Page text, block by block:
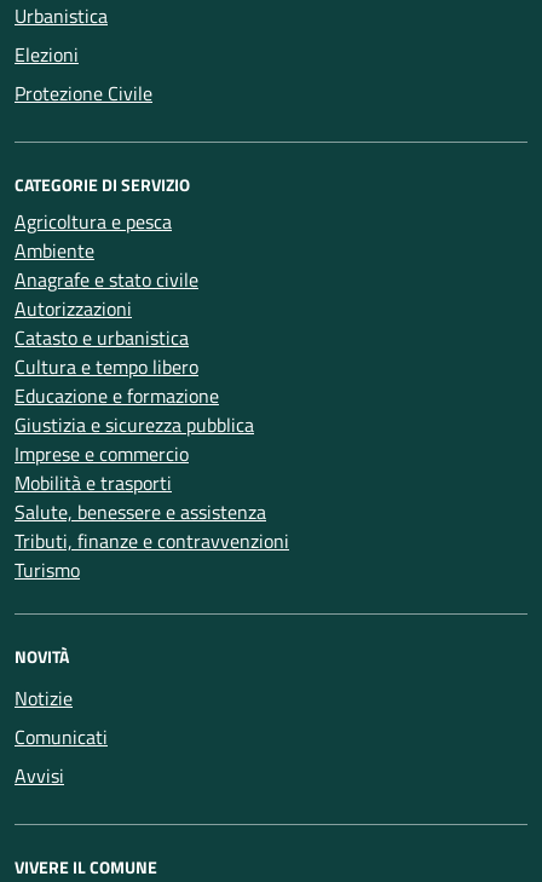
Urbanistica
Elezioni
Protezione Civile
CATEGORIE DI SERVIZIO
Agricoltura e pesca
Ambiente
Anagrafe e stato civile
Autorizzazioni
Catasto e urbanistica
Cultura e tempo libero
Educazione e formazione
Giustizia e sicurezza pubblica
Imprese e commercio
Mobilità e trasporti
Salute, benessere e assistenza
Tributi, finanze e contravvenzioni
Turismo
NOVITÀ
Notizie
Comunicati
Avvisi
VIVERE IL COMUNE